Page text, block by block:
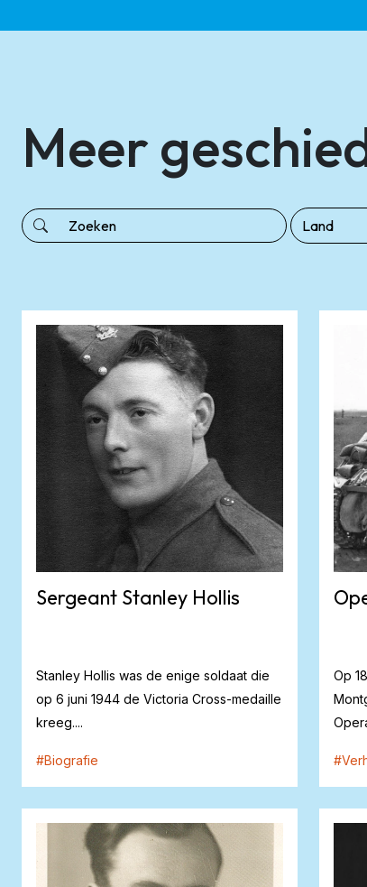
Meer
Sergeant Stanley Hollis
Stanley Hollis was de enige soldaat die
op 6 juni 1944 de Victoria Cross-medaille
kreeg....
#Biografie
Op
#